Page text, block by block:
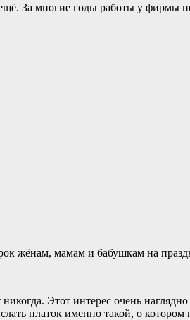
За многие годы работы у фирмы
жёнам, мамам и бабушкам на
Этот интерес очень
платок именно такой, о